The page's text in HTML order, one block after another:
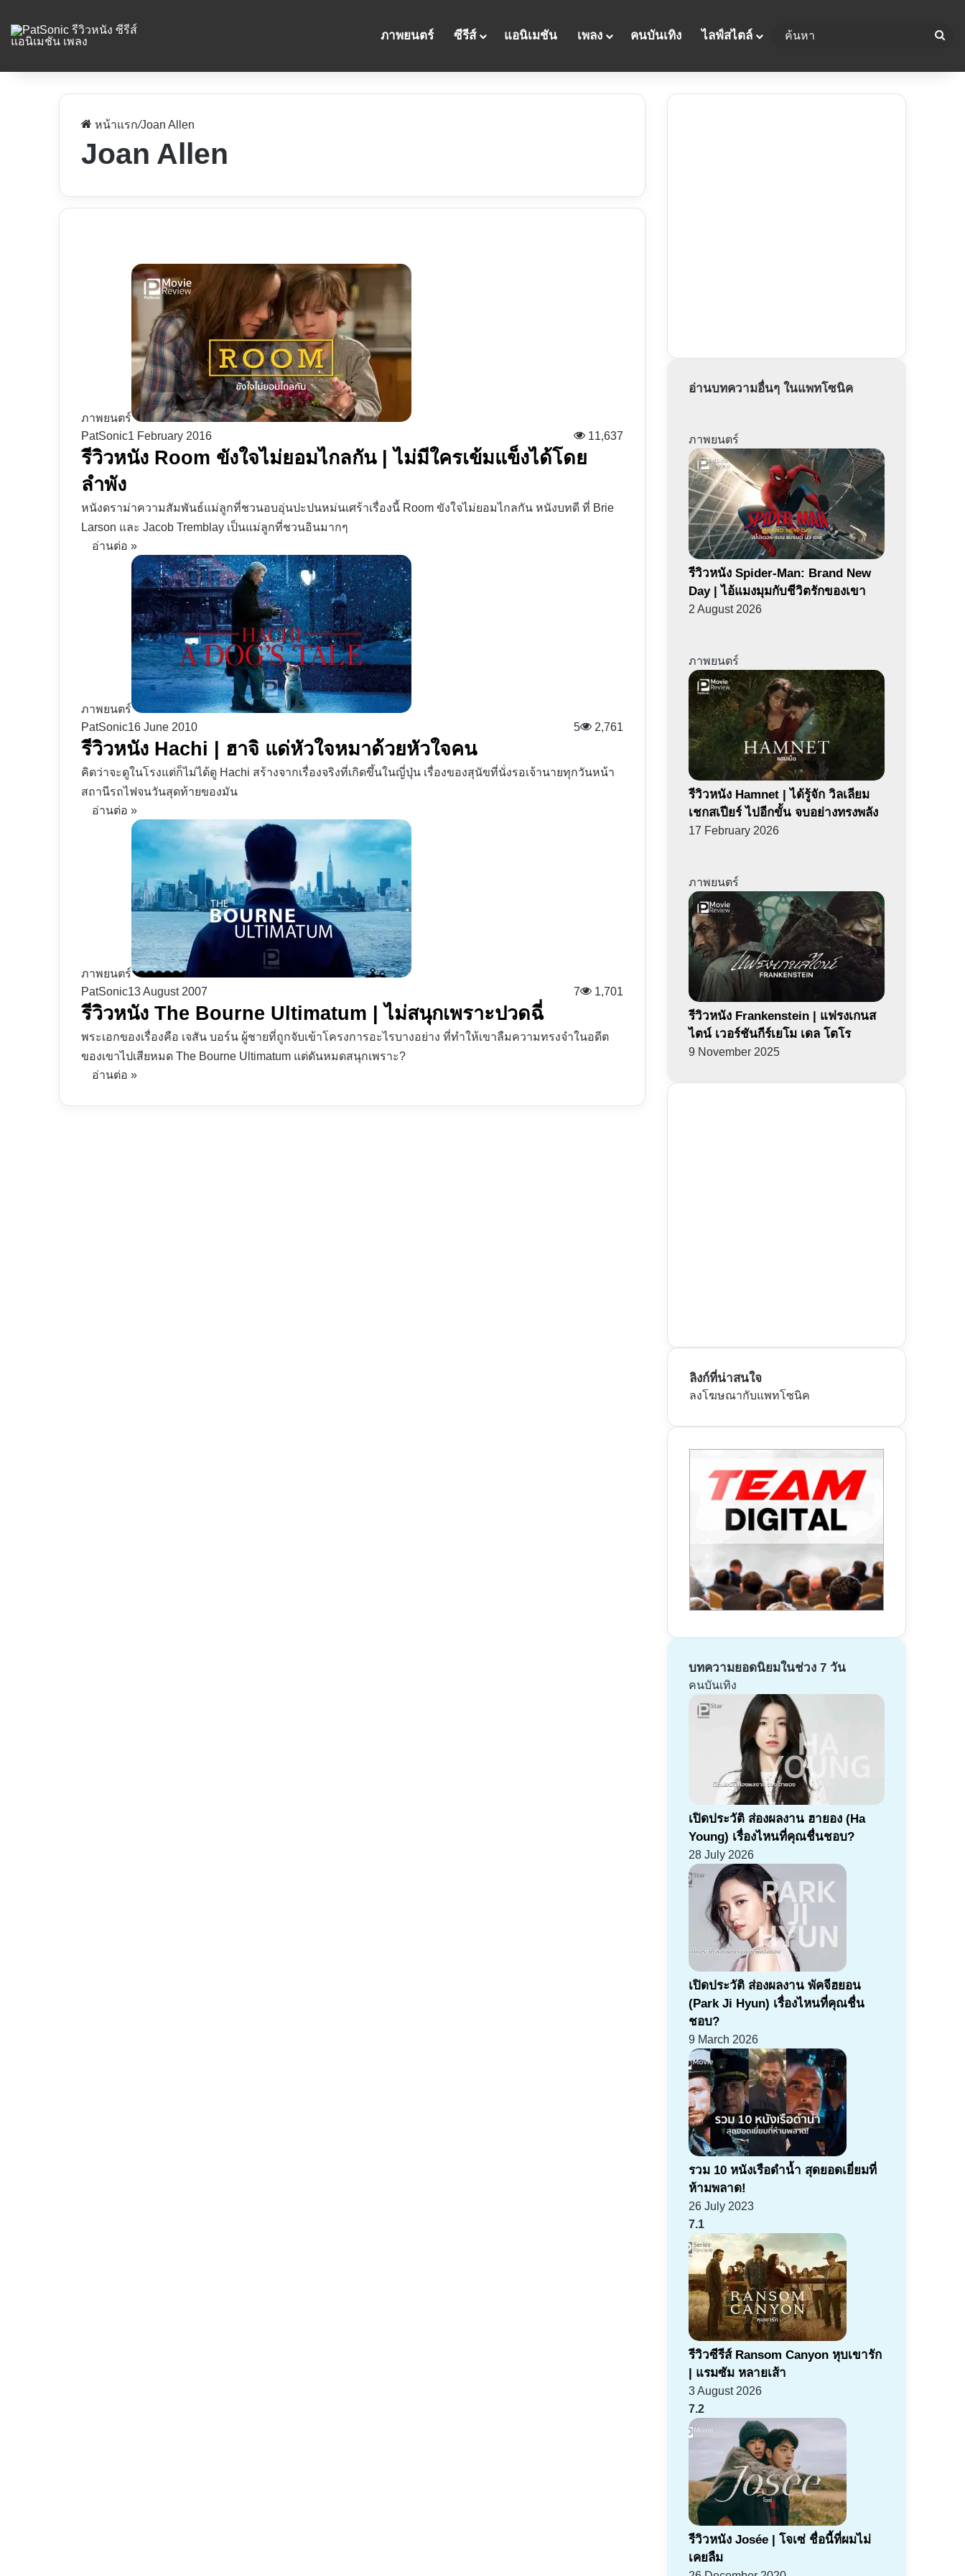
ภาพยนตร์ ซีรีส์ แอนิเมชัน เพลง คนบันเทิง ไลฟ์สไตล์
หน้าแรก/Joan Allen
Joan Allen
ภาพยนตร์
PatSonic1 February 2016 11,637
รีวิวหนัง Room ขังใจไม่ยอมไกลกัน | ไม่มีใครเข้มแข็งได้โดย
ลำพัง
หนังดราม่าความสัมพันธ์แม่ลูกที่ชวนอบอุ่นปะปนหม่นเศร้าเรื่องนี้ Room ขังใจไม่ยอมไกลกัน หนังบทดี ที่ Brie
Larson และ Jacob Tremblay เป็นแม่ลูกที่ชวนอินมากๆ
อ่านต่อ »
ภาพยนตร์
PatSonic16 June 2010 5 2,761
รีวิวหนัง Hachi | ฮาจิ แด่หัวใจหมาด้วยหัวใจคน
คิดว่าจะดูในโรงแต่ก็ไม่ได้ดู Hachi สร้างจากเรื่องจริงที่เกิดขึ้นในญี่ปุ่น เรื่องของสุนัขที่นั่งรอเจ้านายทุกวันหน้า
สถานีรถไฟจนวันสุดท้ายของมัน
อ่านต่อ »
ภาพยนตร์
PatSonic13 August 2007 7 1,701
รีวิวหนัง The Bourne Ultimatum | ไม่สนุกเพราะปวดฉี่
พระเอกของเรื่องคือ เจสัน บอร์น ผู้ชายที่ถูกจับเข้าโครงการอะไรบางอย่าง ที่ทำให้เขาลืมความทรงจำในอดีต
ของเขาไปเสียหมด The Bourne Ultimatum แต่ดันหมดสนุกเพราะ?
อ่านต่อ »
อ่านบทความอื่นๆ ในแพทโซนิค
ภาพยนตร์
รีวิวหนัง Spider-Man: Brand New
Day | ไอ้แมงมุมกับชีวิตรักของเขา
2 August 2026
ภาพยนตร์
รีวิวหนัง Hamnet | ได้รู้จัก วิลเลียม
เชกสเปียร์ ไปอีกขั้น จบอย่างทรงพลัง
17 February 2026
ภาพยนตร์
รีวิวหนัง Frankenstein | แฟรงเกนส
ไตน์ เวอร์ชันกีร์เยโม เดล โตโร
9 November 2025
ลิงก์ที่น่าสนใจ
ลงโฆษณากับแพทโซนิค
บทความยอดนิยมในช่วง 7 วัน
คนบันเทิง
เปิดประวัติ ส่องผลงาน ฮายอง (Ha
Young) เรื่องไหนที่คุณชื่นชอบ?
28 July 2026
เปิดประวัติ ส่องผลงาน พัคจีฮยอน
(Park Ji Hyun) เรื่องไหนที่คุณชื่น
ชอบ?
9 March 2026
รวม 10 หนังเรือดำน้ำ สุดยอดเยี่ยมที่
ห้ามพลาด!
26 July 2023
7.1
รีวิวซีรีส์ Ransom Canyon หุบเขารัก
| แรมซัม หลายเส้า
3 August 2026
7.2
รีวิวหนัง Josée | โจเซ่ ชื่อนี้ที่ผมไม่
เคยลืม